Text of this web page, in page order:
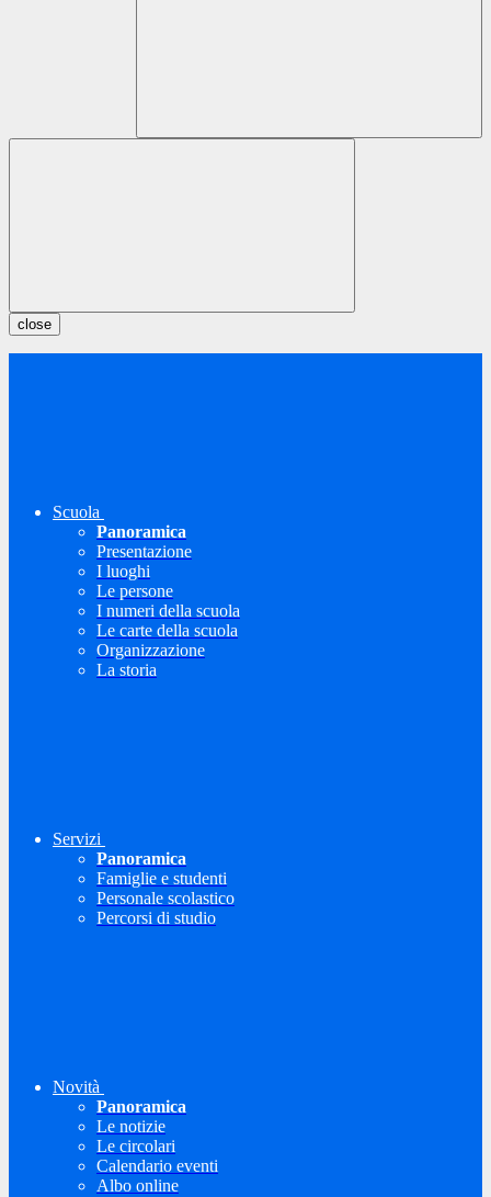
close
Scuola
Panoramica
Presentazione
I luoghi
Le persone
I numeri della scuola
Le carte della scuola
Organizzazione
La storia
Servizi
Panoramica
Famiglie e studenti
Personale scolastico
Percorsi di studio
Novità
Panoramica
Le notizie
Le circolari
Calendario eventi
Albo online